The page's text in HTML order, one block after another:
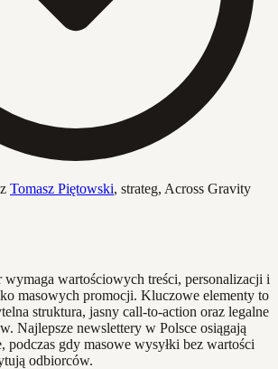
Tomasz Piętowski, strateg, Across Gravity
wymaga wartościowych treści, personalizacji i
masowych promocji. Kluczowe elementy to
struktura, jasny call-to-action oraz legalne
Najlepsze newslettery w Polsce osiągają
podczas gdy masowe wysyłki bez wartości
odbiorców.